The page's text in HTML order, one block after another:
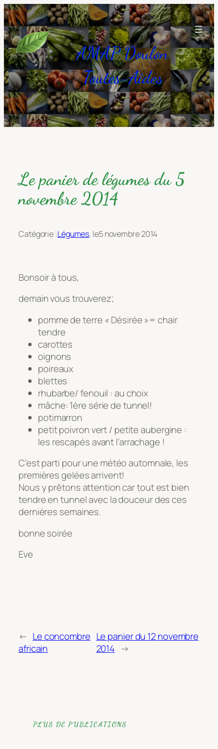
Aller
au
contenu
AMAP Doulon
Toutes-Aides
Le panier de légumes du 5
novembre 2014
Catégorie :Légumes, le5 novembre 2014
Bonsoir à tous,
demain vous trouverez;
pomme de terre « Désirée »= chair
tendre
carottes
oignons
poireaux
blettes
rhubarbe/ fenouil : au choix
mâche: 1ère série de tunnel!
potimarron
petit poivron vert / petite aubergine :
les rescapés avant l’arrachage !
C’est parti pour une météo automnale, les
premières gelées arrivent!
Nous y prêtons attention car tout est bien
tendre en tunnel avec la douceur des ces
dernières semaines.
bonne soirée
Eve
← Le concombre
africain
Le panier du 12 novembre
2014 →
PLUS DE PUBLICATIONS